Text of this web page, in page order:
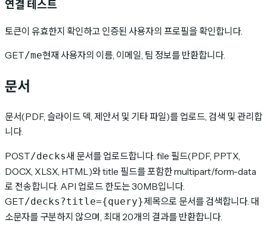
연결 테스트
토큰이 유효한지 확인하고 인증된 사용자의 프로필을 확인합니다.
GET/me현재 사용자의 이름, 이메일, 팀 정보를 반환합니다.
문서
문서(PDF, 슬라이드 덱, 제안서 및 기타 파일)를 업로드, 검색 및 관리합
니다.
POST/decks새 문서를 업로드합니다. file 필드(PDF, PPTX,
DOCX, XLSX, HTML)와 title 필드를 포함한 multipart/form-data
로 전송합니다. API 업로드 한도는 30MB입니다.
GET/decks?title={query}제목으로 문서를 검색합니다. 대
소문자를 구분하지 않으며, 최대 20개의 결과를 반환합니다.